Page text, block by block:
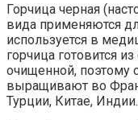
Горчица черная
вида применяются
используется в
горчица готовится
очищенной, поэтому
выращивают во
Турции, Китае, Индии.